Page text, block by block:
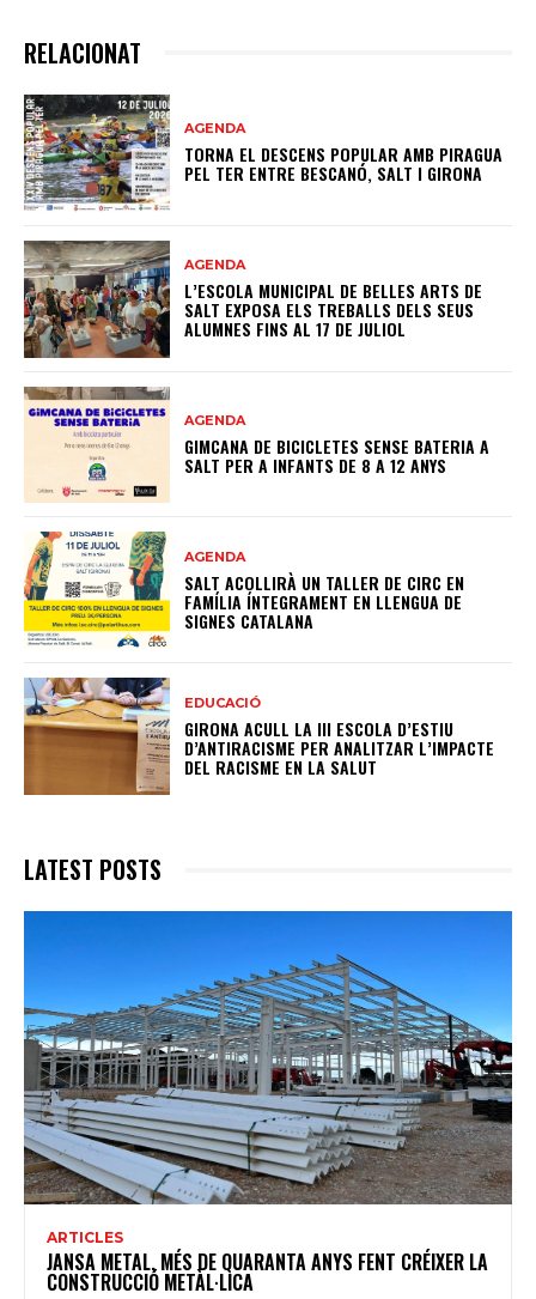
RELACIONAT
AGENDA
TORNA EL DESCENS POPULAR AMB PIRAGUA
PEL TER ENTRE BESCANÓ, SALT I GIRONA
AGENDA
L’ESCOLA MUNICIPAL DE BELLES ARTS DE
SALT EXPOSA ELS TREBALLS DELS SEUS
ALUMNES FINS AL 17 DE JULIOL
AGENDA
GIMCANA DE BICICLETES SENSE BATERIA A
SALT PER A INFANTS DE 8 A 12 ANYS
AGENDA
SALT ACOLLIRÀ UN TALLER DE CIRC EN
FAMÍLIA ÍNTEGRAMENT EN LLENGUA DE
SIGNES CATALANA
EDUCACIÓ
GIRONA ACULL LA III ESCOLA D’ESTIU
D’ANTIRACISME PER ANALITZAR L’IMPACTE
DEL RACISME EN LA SALUT
LATEST POSTS
ARTICLES
JANSA METAL, MÉS DE QUARANTA ANYS FENT CRÉIXER LA
CONSTRUCCIÓ METÀL·LICA